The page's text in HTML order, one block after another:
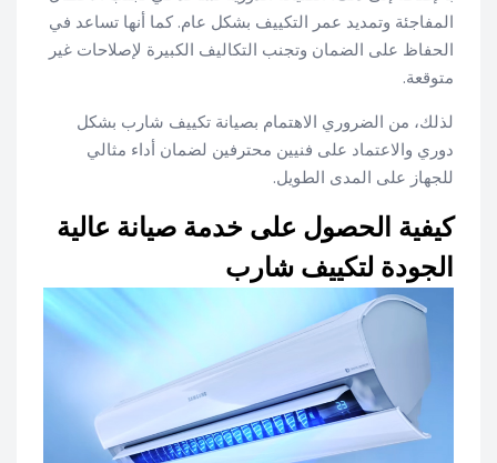
المفاجئة وتمديد عمر التكييف بشكل عام. كما أنها تساعد في
الحفاظ على الضمان وتجنب التكاليف الكبيرة لإصلاحات غير
متوقعة.
لذلك، من الضروري الاهتمام بصيانة تكييف شارب بشكل
دوري والاعتماد على فنيين محترفين لضمان أداء مثالي
للجهاز على المدى الطويل.
كيفية الحصول على خدمة صيانة عالية
الجودة لتكييف شارب